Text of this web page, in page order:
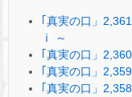
｢真実の口」
ⅰ ～
｢真実の口」
｢真実の口」
｢真実の口」